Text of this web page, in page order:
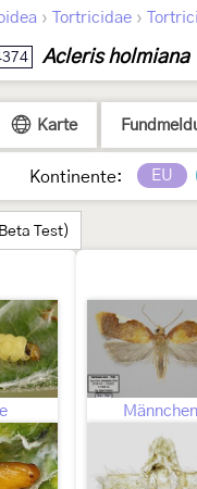
› Tortricidae ›
Acleris holmiana
Karte
Kontinente: EU
Test)
Männchen